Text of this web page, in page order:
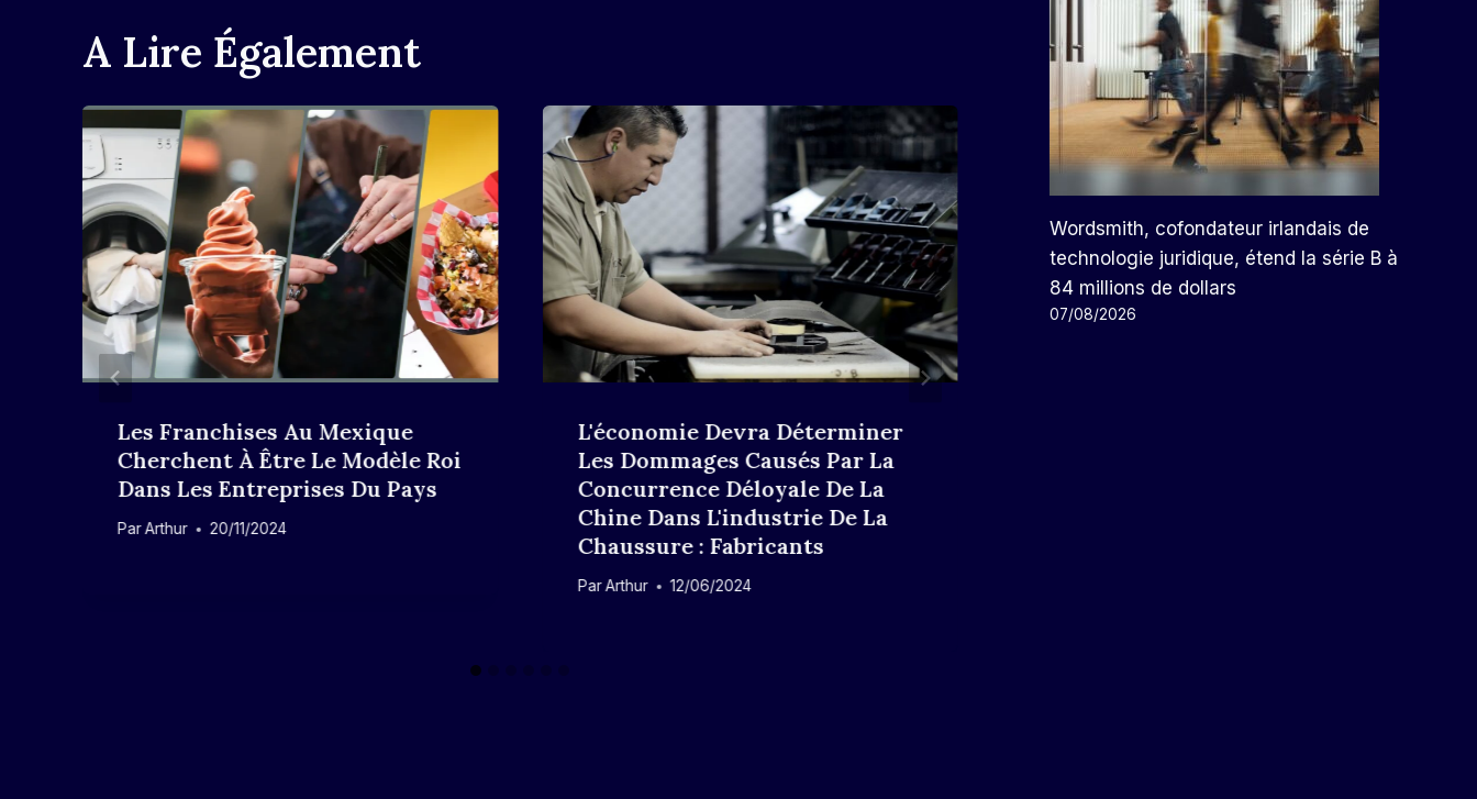
A Lire Également
Les Franchises Au Mexique
Cherchent À Être Le Modèle Roi
Dans Les Entreprises Du Pays
ParArthur 20/11/2024
L'économie Devra Déterminer
Les Dommages Causés Par La
Concurrence Déloyale De La
Chine Dans L'industrie De La
Chaussure : Fabricants
ParArthur 12/06/2024
Wordsmith, cofondateur irlandais de
technologie juridique, étend la série B à
84 millions de dollars
07/08/2026